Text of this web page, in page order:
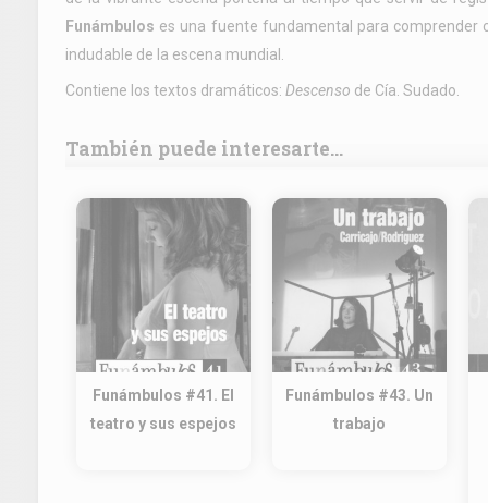
Funámbulos es una fuente fundamental para comprender
indudable de la escena mundial.
Contiene los textos dramáticos: Descenso de Cía. Sudado.
También puede interesarte...
Funámbulos #41. El
teatro y sus espejos
Funámbulos #43. Un
trabajo